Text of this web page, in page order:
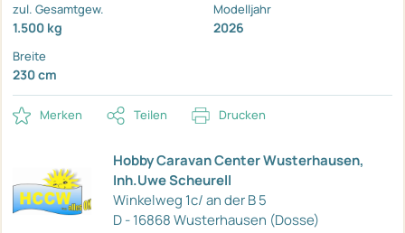
zul. Gesamtgew.
1.500 kg
Modelljahr
2026
Breite
230 cm
Merken Teilen Drucken
Hobby Caravan Center Wusterhausen,
Inh.Uwe Scheurell
Winkelweg 1c/ an der B 5
D - 16868 Wusterhausen (Dosse)